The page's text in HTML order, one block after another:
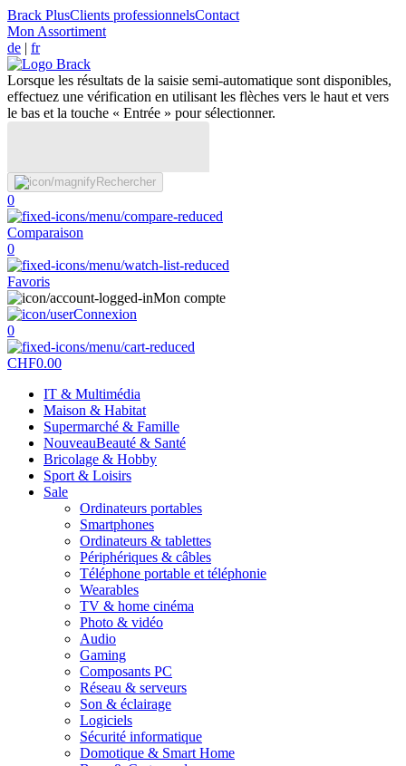
Brack PlusClients professionnelsContact
Mon Assortiment
de | fr
Lorsque les résultats de la saisie semi-automatique sont disponibles,
effectuez une vérification en utilisant les flèches vers le haut et vers
le bas et la touche « Entrée » pour sélectionner.
Rechercher
0
Comparaison
0
Favoris
Mon compte
Connexion
0
CHF0.00
IT & Multimédia
Maison & Habitat
Supermarché & Famille
NouveauBeauté & Santé
Bricolage & Hobby
Sport & Loisirs
Sale
Ordinateurs portables
Smartphones
Ordinateurs & tablettes
Périphériques & câbles
Téléphone portable et téléphonie
Wearables
TV & home cinéma
Photo & vidéo
Audio
Gaming
Composants PC
Réseau & serveurs
Son & éclairage
Logiciels
Sécurité informatique
Domotique & Smart Home